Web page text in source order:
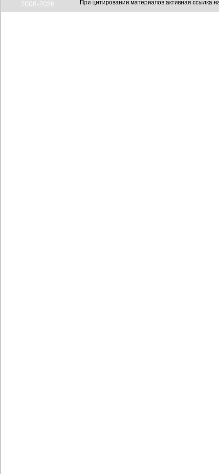
2008-2026 При цитировании материалов активная ссылка